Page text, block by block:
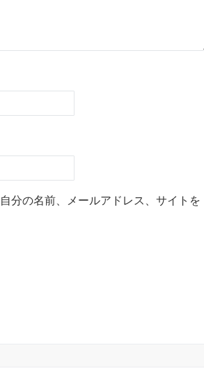
分の名前、メールアドレス、サイトを